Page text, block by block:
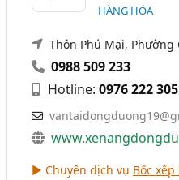
HÀNG HÓA
Thôn Phú Mại, Phường
0988 509 233
Hotline:0976 222 305
► Chuyên dịch vụ Bốc